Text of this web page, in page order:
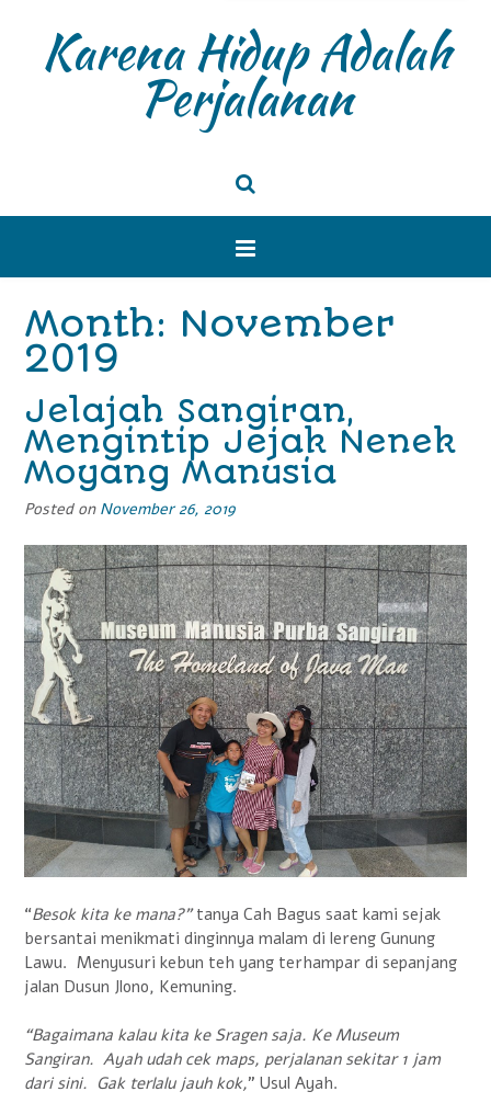
Karena Hidup Adalah
Perjalanan
Month: November
2019
Jelajah Sangiran,
Mengintip Jejak Nenek
Moyang Manusia
Posted on November 26, 2019
“Besok kita ke mana?”tanya Cah Bagus saat kami sejak
bersantai menikmati dinginnya malam di lereng Gunung
Lawu. Menyusuri kebun teh yang terhampar di sepanjang
jalan Dusun Jlono, Kemuning.
“Bagaimana kalau kita ke Sragen saja. Ke Museum
Sangiran. Ayah udah cek maps, perjalanan sekitar 1 jam
dari sini. Gak terlalu jauh kok,” Usul Ayah.